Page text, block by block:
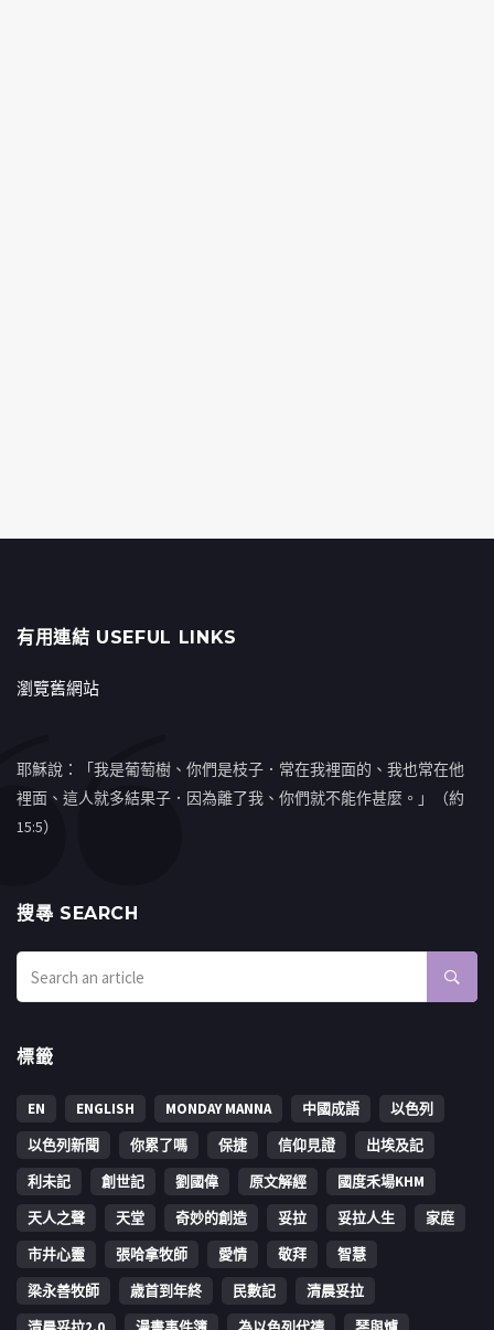
有用連結 USEFUL LINKS
瀏覽舊網站
耶穌說：「我是葡萄樹、你們是枝子．常在我裡面的、我也常在他
裡面、這人就多結果子．因為離了我、你們就不能作甚麼。」（約
15:5）
搜㝷 SEARCH
標籤
EN ENGLISH MONDAY MANNA 中國成語
以色列
以色列新聞
你累了嗎 保捷 信仰見證
出埃及記
利未記
創世記 劉國偉 原文解經
國度禾場KHM
天人之聲
天堂 奇妙的創造 妥拉 妥拉人生
家庭
市井心靈
張哈拿牧師 愛情 敬拜
智慧
梁永善牧師
歳首到年終 民數記
清晨妥拉